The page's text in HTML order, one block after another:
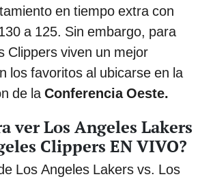
en tiempo extra con
a 125. Sin embargo, para
Clippers viven un mejor
los favoritos al ubicarse en la
de laConferencia Oeste.
ver Los Angeles Lakers
Clippers EN VIVO?
Los Angeles Lakers vs. Los